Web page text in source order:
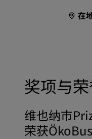
在
奖项与
维也纳市
荣获